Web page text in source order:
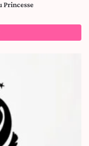
Princesse